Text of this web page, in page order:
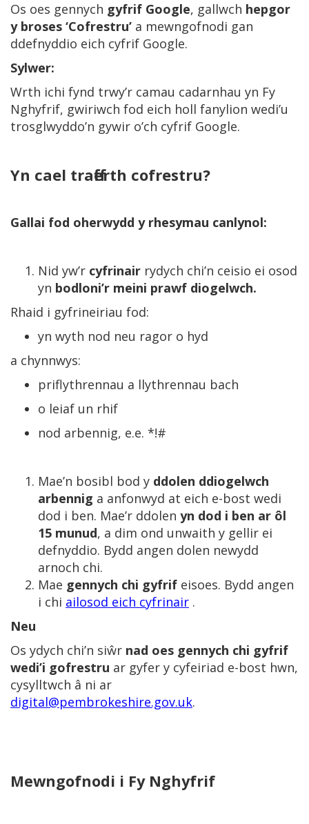
Os oes gennych gyfrif Google, gallwch hepgor
y broses ‘Cofrestru’ a mewngofnodi gan
ddefnyddio eich cyfrif Google.
Sylwer:
Wrth ichi fynd trwy’r camau cadarnhau yn Fy
Nghyfrif, gwiriwch fod eich holl fanylion wedi’u
trosglwyddo’n gywir o’ch cyfrif Google.
Yn cael trafferth cofrestru?
Gallai fod oherwydd y rhesymau canlynol:
Nid yw’r cyfrinair rydych chi’n ceisio ei osod
yn bodloni’r meini prawf diogelwch.
Rhaid i gyfrineiriau fod:
yn wyth nod neu ragor o hyd
a chynnwys:
priflythrennau a llythrennau bach
o leiaf un rhif
nod arbennig, e.e. *!#
Mae’n bosibl bod y ddolen ddiogelwch
arbennig a anfonwyd at eich e-bost wedi
dod i ben. Mae’r ddolen yn dod i ben ar ôl
15 munud, a dim ond unwaith y gellir ei
defnyddio. Bydd angen dolen newydd
arnoch chi.
Mae gennych chi gyfrif eisoes. Bydd angen
i chi ailosod eich cyfrinair .
Neu
Os ydych chi’n siŵr nad oes gennych chi gyfrif
wedi’i gofrestru ar gyfer y cyfeiriad e-bost hwn,
cysylltwch â ni ar
digital@pembrokeshire.gov.uk.
Mewngofnodi i Fy Nghyfrif